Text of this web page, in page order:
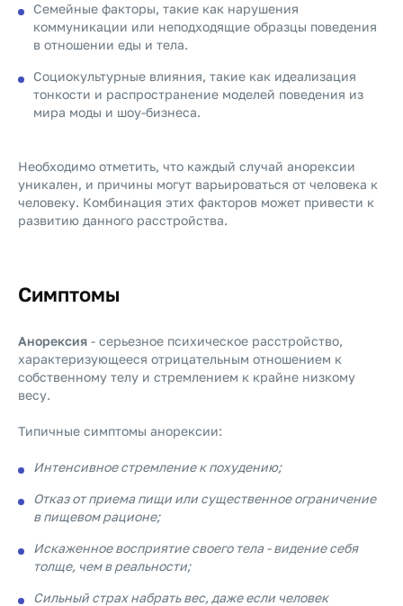
Семейные факторы, такие как нарушения
коммуникации или неподходящие образцы поведения
в отношении еды и тела.
Социокультурные влияния, такие как идеализация
тонкости и распространение моделей поведения из
мира моды и шоу-бизнеса.
Необходимо отметить, что каждый случай анорексии
уникален, и причины могут варьироваться от человека к
человеку. Комбинация этих факторов может привести к
развитию данного расстройства.
Симптомы
Анорексия - серьезное психическое расстройство,
характеризующееся отрицательным отношением к
собственному телу и стремлением к крайне низкому
весу.
Типичные симптомы анорексии:
Интенсивное стремление к похудению;
Отказ от приема пищи или существенное ограничение
в пищевом рационе;
Искаженное восприятие своего тела - видение себя
толще, чем в реальности;
Сильный страх набрать вес, даже если человек